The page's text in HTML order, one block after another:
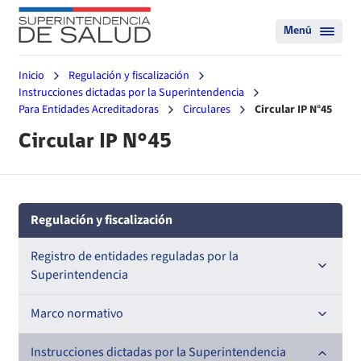
Menú
Inicio
Regulación y fiscalización
Instrucciones dictadas por la Superintendencia
Para Entidades Acreditadoras
Circulares Circular IP N°45
Circular IP N°45
Regulación y fiscalización
Registro de entidades reguladas por la
Superintendencia
Registro de Prestadores Acreditados
Nacional
Registro de Entidades Acreditadoras
Marco normativo
Leyes
Instrucciones dictadas por la Superintendencia